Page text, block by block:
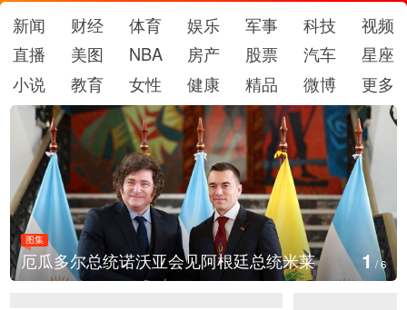
新闻 财经 体育 娱乐 军事 科技
视频
直播
美图 NBA 房产 股票 汽车
星座
小说
教育 女性 健康 精品 微博 更多
图集
美国斯波坎：野火烧毁700多所房屋 2/6